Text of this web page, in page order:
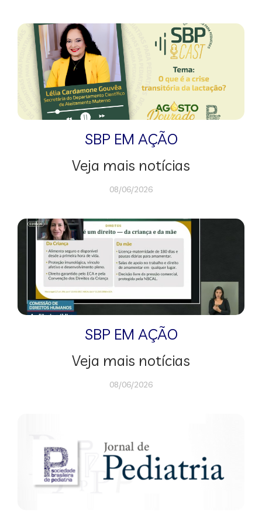
SBP EM AÇÃO
Veja mais notícias
08/06/2026
SBP EM AÇÃO
Veja mais notícias
08/06/2026